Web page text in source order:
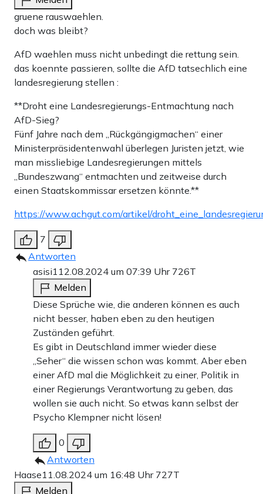
gruene rauswaehlen.
doch was bleibt?
AfD waehlen muss nicht unbedingt die rettung sein.
das koennte passieren, sollte die AfD tatsechlich eine
landesregierung stellen :
**Droht eine Landesregierungs-Entmachtung nach
AfD-Sieg?
Fünf Jahre nach dem „Rückgängigmachen“ einer
Ministerpräsidentenwahl überlegen Juristen jetzt, wie
man missliebige Landesregierungen mittels
„Bundeszwang“ entmachten und zeitweise durch
einen Staatskommissar ersetzen könnte.**
https://www.achgut.com/artikel/
7
Antworten
asisi1 12.08.2024 um 07:39 Uhr 726T
Melden
Diese Sprüche wie, die anderen können es auch
nicht besser, haben eben zu den heutigen
Zuständen geführt.
Es gibt in Deutschland immer wieder diese
„Seher“ die wissen schon was kommt. Aber eben
einer AfD mal die Möglichkeit zu einer, Politik in
einer Regierungs Verantwortung zu geben, das
wollen sie auch nicht. So etwas kann selbst der
Psycho Klempner nicht lösen!
0
Antworten
Haase11.08.2024 um 16:48 Uhr 727T
Melden